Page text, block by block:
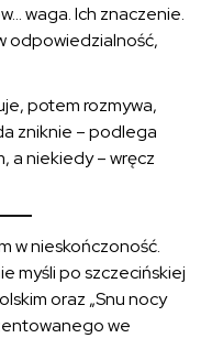
waga. Ich znaczenie.
odpowiedzialność,
potem rozmywa,
zniknie – podlega
a niekiedy – wręcz
w nieskończoność.
myśli po szczecińskiej
oraz „Snu nocy
we